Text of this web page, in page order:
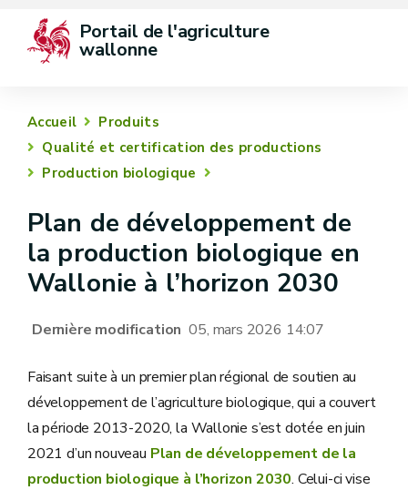
Portail de l'agriculture
wallonne
Accueil
Produits
Qualité et certification des productions
Production biologique
Plan de développement de
la production biologique en
Wallonie à l’horizon 2030
Dernière modification 05, mars 2026 14:07
Faisant suite à un premier plan régional de soutien au
développement de l’agriculture biologique, qui a couvert
la période 2013-2020, la Wallonie s’est dotée en juin
2021 d’un nouveau Plan de développement de la
production biologique à l’horizon 2030. Celui-ci vise